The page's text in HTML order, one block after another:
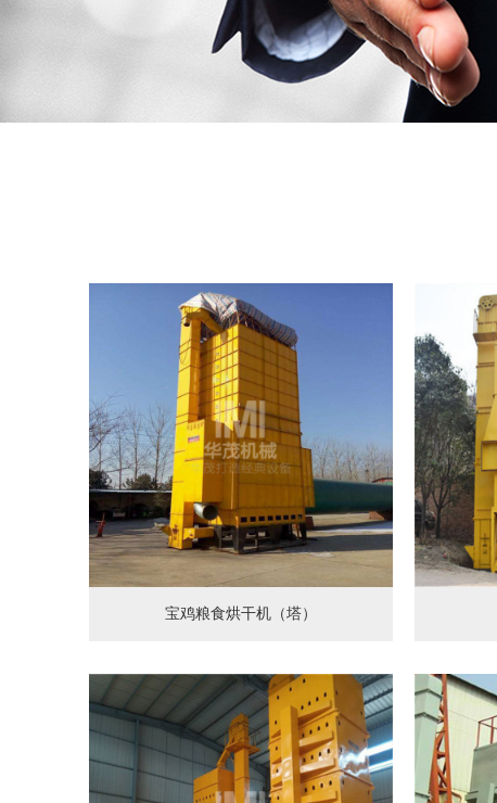
宝鸡粮食烘干机（塔）